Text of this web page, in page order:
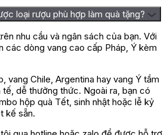
loại rượu phù hợp làm quà tặng?
nhu cầu và ngân sách của bạn. Với
các dòng vang cao cấp Pháp, Ý kèm
vang Chile, Argentina hay vang Ý tầm
tế, dễ thưởng thức. Ngoài ra, bạn có
hộp quà Tết, sinh nhật hoặc lễ kỷ
kế sẵn.